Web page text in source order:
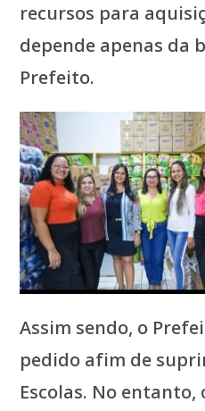
recursos para
depende apenas da
Prefeito.
Assim sendo, o
pedido afim de
Escolas. No